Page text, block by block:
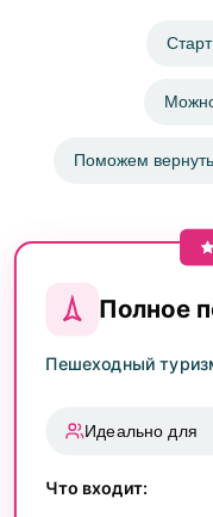
Поможем
Полное
Пешеходный
Идеально для
Новичков,
Что входит: